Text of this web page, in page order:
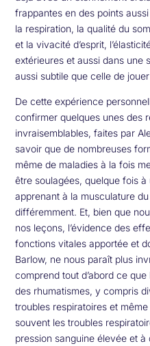
frappantes en des points
la respiration, la qualité du
et la vivacité d’esprit,
extérieures et aussi dans une
aussi subtile que celle de
De cette expérience
confirmer quelques unes des
invraisemblables, faites par
savoir que de nombreuses
même de maladies à la fois
être soulagées, quelque fois
apprenant à la musculature
différemment. Et, bien que
nos leçons, l’évidence des
fonctions vitales apportée et
Barlow, ne nous paraît plus
comprend tout d’abord ce
des rhumatismes, y compris
troubles respiratoires et
souvent les troubles
pression sanguine élevée et